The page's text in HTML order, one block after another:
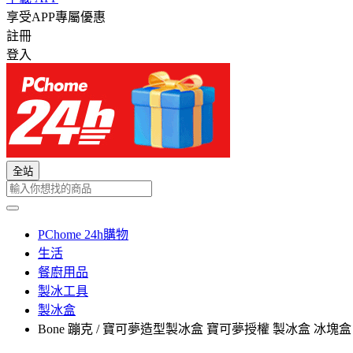
享受APP專屬優惠
註冊
登入
全站
PChome 24h購物
生活
餐廚用品
製冰工具
製冰盒
Bone 蹦克 / 寶可夢造型製冰盒 寶可夢授權 製冰盒 冰塊